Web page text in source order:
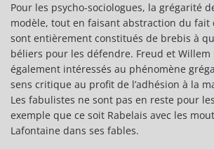
Pour les psycho-sociologues, la grégarité
modèle, tout en faisant abstraction du fait
sont entièrement constitués de brebis à
béliers pour les défendre. Freud et Willem
également intéressés au phénomène
sens critique au profit de l’adhésion à la
Les fabulistes ne sont pas en reste pour
exemple que ce soit Rabelais avec les
Lafontaine dans ses fables.